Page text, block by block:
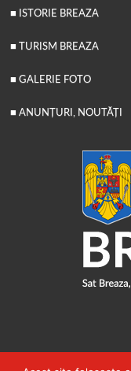
■ ISTORIE BREAZA
■ TURISM BREAZA
■ GALERIE FOTO
■ ANUNȚURI, NOUTĂȚI